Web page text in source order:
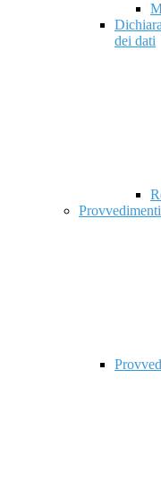
dei dati
Provvedimenti